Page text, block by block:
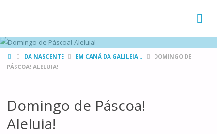
HOMEDA NASCENTE EM CANÁ DA GALILEIA...
DOMINGO DE
PÁSCOA! ALELUIA!
Domingo de Páscoa!
Aleluia!